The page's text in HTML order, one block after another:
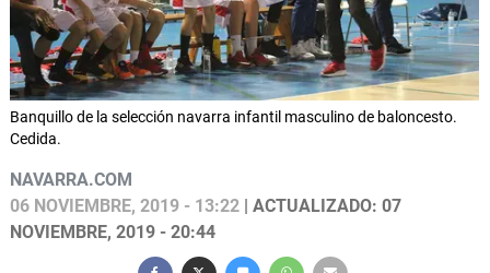
Banquillo de la selección navarra infantil masculino de baloncesto.
Cedida.
NAVARRA.COM
06 NOVIEMBRE, 2019 - 13:22 | ACTUALIZADO: 07
NOVIEMBRE, 2019 - 20:44